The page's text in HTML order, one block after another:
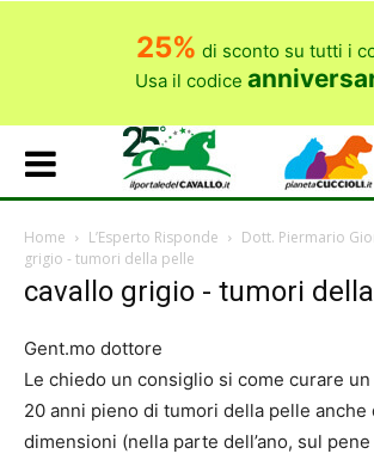
25% di sconto su tutti i
Usa il codice
Home L’Esperto Risponde Dott. Piermario
grigio - tumori della pelle
cavallo grigio - tumori
Gent.mo dottore
Le chiedo un consiglio si come curare
20 anni pieno di tumori della pelle anche
dimensioni (nella parte dell’ano, sul